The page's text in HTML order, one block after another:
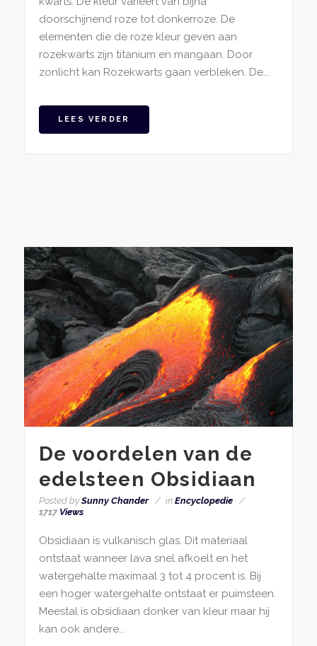
doorschijnend roze tot donkerroze. De
elementen die de roze kleur geven aan
rozekwarts zijn titanium en mangaan. Door
zonlicht kan Rozekwarts gaan verbleken. De...
LEES VERDER
De voordelen van de
edelsteen Obsidiaan
Posted bySunny Chander in Encyclopedie
1717Views
Obsidiaan is vulkanisch glas. Dit materiaal
ontstaat wanneer lava snel afkoelt en het
watergehalte maximaal 3 tot 4 procent is. Bij
een hoger watergehalte ontstaat er puimsteen.
Meestal is obsidiaan donker van kleur maar hij
kan ook andere...